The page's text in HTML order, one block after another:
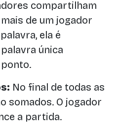
compartilham
de um jogador
ela é
única
No final de todas as
somados. O jogador
a partida.